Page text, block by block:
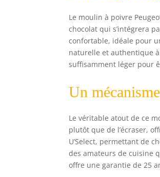
Le moulin à poivre
chocolat qui s’intégrera
confortable, idéale pour
naturelle et authentique
suffisamment léger pour
Un
Le véritable atout de ce
plutôt que de l’écraser,
U’Select, permettant de
des amateurs de cuisine
offre une garantie de 25